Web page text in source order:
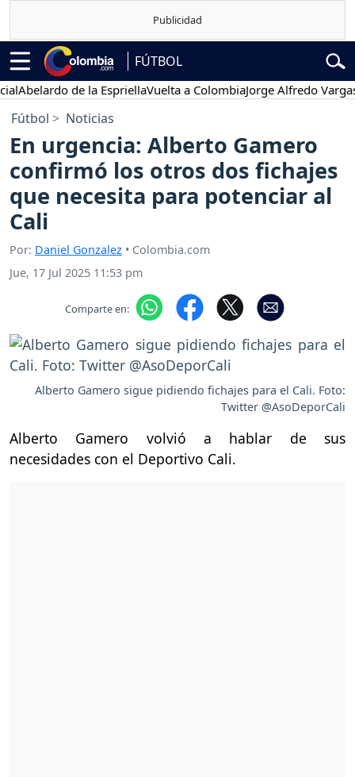
FÚTBOL
de la EspriellaVuelta a ColombiaJorge Alfredo Vargas
Fútbol Noticias
En urgencia: Alberto Gamero
confirmó los otros dos fichajes
que necesita para potenciar al
Cali
Por: Daniel Gonzalez • Colombia.com
Jue, 17 Jul 2025 11:53 pm
Comparte en:
Alberto Gamero sigue pidiendo fichajes para el Cali. Foto:
Twitter @AsoDeporCali
Alberto Gamero volvió a hablar de sus
necesidades con el Deportivo Cali.